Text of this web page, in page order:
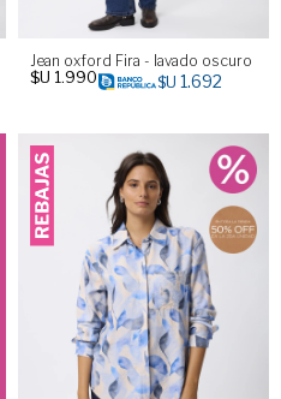
Jean oxford Fira - lavado oscuro
$U 1.990 $U 1.692